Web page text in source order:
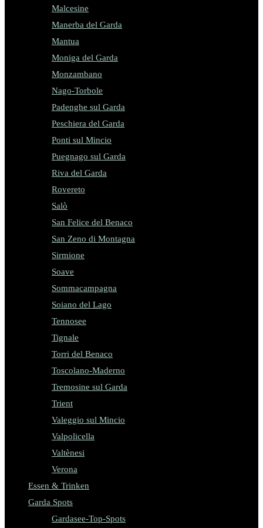
Malcesine
Manerba del Garda
Mantua
Moniga del Garda
Monzambano
Nago-Torbole
Padenghe sul Garda
Peschiera del Garda
Ponti sul Mincio
Puegnago sul Garda
Riva del Garda
Rovereto
Salò
San Felice del Benaco
San Zeno di Montagna
Sirmione
Soave
Sommacampagna
Soiano del Lago
Tennosee
Tignale
Torri del Benaco
Toscolano-Maderno
Tremosine sul Garda
Trient
Valeggio sul Mincio
Valpolicella
Valtènesi
Verona
Essen & Trinken
Garda Spots
Gardasee-Top-Spots